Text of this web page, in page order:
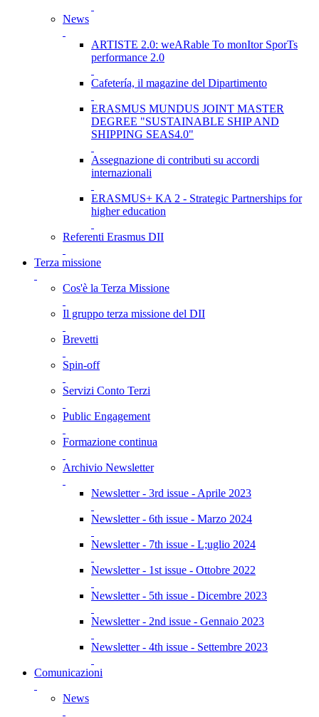
News
ARTISTE 2.0: weARable To monItor SporTs
performance 2.0
Cafetería, il magazine del Dipartimento
ERASMUS MUNDUS JOINT MASTER
DEGREE "SUSTAINABLE SHIP AND
SHIPPING SEAS4.0"
Assegnazione di contributi su accordi
internazionali
ERASMUS+ KA 2 - Strategic Partnerships for
higher education
Referenti Erasmus DII
Terza missione
Cos'è la Terza Missione
Il gruppo terza missione del DII
Brevetti
Spin-off
Servizi Conto Terzi
Public Engagement
Formazione continua
Archivio Newsletter
Newsletter - 3rd issue - Aprile 2023
Newsletter - 6th issue - Marzo 2024
Newsletter - 7th issue - L;uglio 2024
Newsletter - 1st issue - Ottobre 2022
Newsletter - 5th issue - Dicembre 2023
Newsletter - 2nd issue - Gennaio 2023
Newsletter - 4th issue - Settembre 2023
Comunicazioni
News